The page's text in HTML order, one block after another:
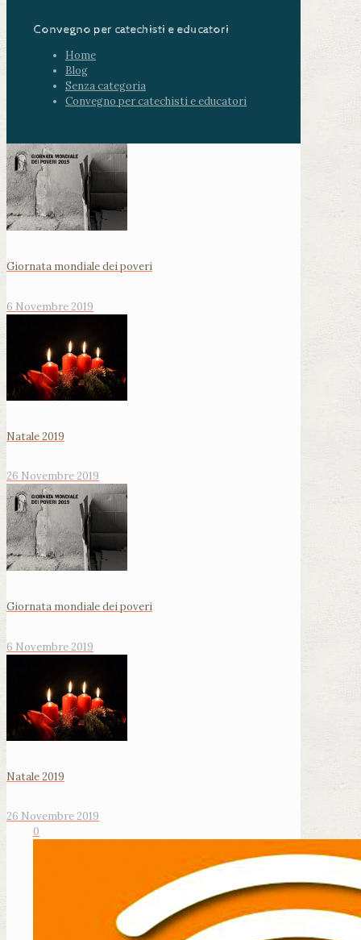
Convegno per catechisti e educatori
Home
Blog
Senza categoria
Convegno per catechisti e educatori
Giornata mondiale dei poveri
6 Novembre 2019
Natale 2019
26 Novembre 2019
Giornata mondiale dei poveri
6 Novembre 2019
Natale 2019
26 Novembre 2019
0